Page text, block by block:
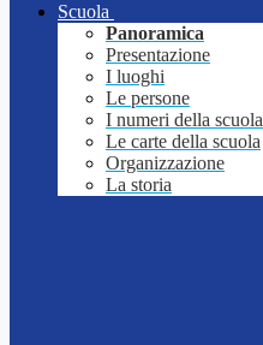
Scuola
Panoramica
Presentazione
I luoghi
Le persone
I numeri della scuola
Le carte della scuola
Organizzazione
La storia